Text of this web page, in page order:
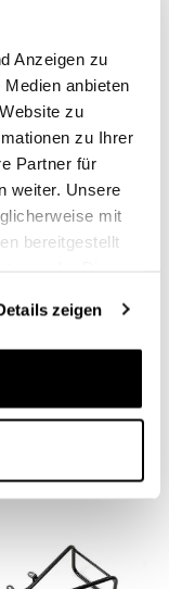
Anzeigen zu
anbieten
zu
zu Ihrer
Partner für
weiter. Unsere
mit
bereitgestellt
zeigen